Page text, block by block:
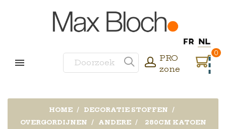
PRO
zone
0
HOME
DECORATIE STOFFEN
OVERGORDIJNEN
ANDERE
280CM KATOEN